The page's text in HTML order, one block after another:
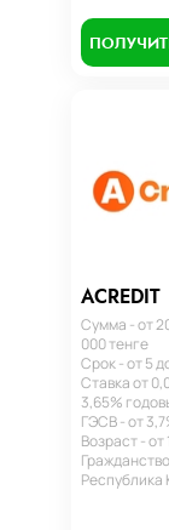
ACREDIT
Сумма - от
000 тенге
Срок - от 5
Ставка от
3,65%
ГЭСВ - от
Возраст - от
Республика